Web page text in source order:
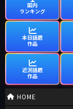
国内
ランキング
本日話題
作品
近況話題
作品
HOME